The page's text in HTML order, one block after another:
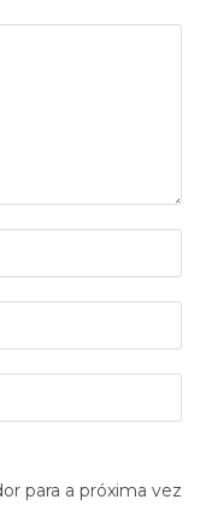
para a próxima vez